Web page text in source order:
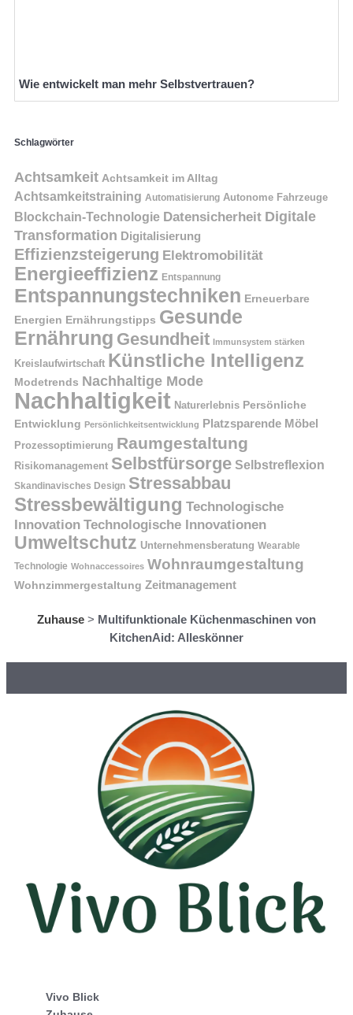
Wie entwickelt man mehr Selbstvertrauen?
Schlagwörter
Achtsamkeit Achtsamkeit im Alltag
Achtsamkeitstraining Automatisierung Autonome Fahrzeuge
Blockchain-Technologie Datensicherheit Digitale
Transformation Digitalisierung
Effizienzsteigerung Elektromobilität
Energieeffizienz Entspannung
Entspannungstechniken Erneuerbare
Energien Ernährungstipps Gesunde
Ernährung Gesundheit Immunsystem stärken
Kreislaufwirtschaft Künstliche Intelligenz
Modetrends Nachhaltige Mode
Nachhaltigkeit Naturerlebnis Persönliche
Entwicklung Persönlichkeitsentwicklung Platzsparende Möbel
Prozessoptimierung Raumgestaltung
Risikomanagement Selbstfürsorge Selbstreflexion
Skandinavisches Design Stressabbau
Stressbewältigung Technologische
Innovation Technologische Innovationen
Umweltschutz Unternehmensberatung Wearable
Technologie Wohnaccessoires Wohnraumgestaltung
Wohnzimmergestaltung Zeitmanagement
Zuhause > Multifunktionale Küchenmaschinen von
KitchenAid: Alleskönner
Vivo Blick